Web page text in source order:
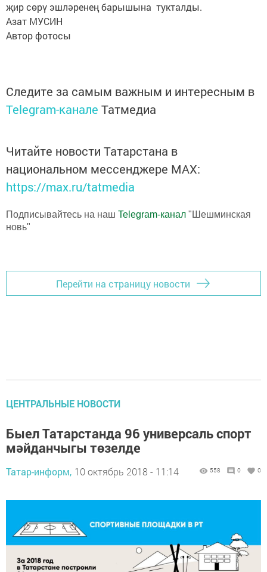
җир сөрү эшләренең барышына тукталды.
Азат МУСИН
Автор фотосы
Следите за самым важным и интересным в
Telegram-канале Татмедиа
Читайте новости Татарстана в
национальном мессенджере MАХ:
https://max.ru/tatmedia
Подписывайтесь на наш Telegram-канал "Шешминская
новь"
Перейти на страницу новости
ЦЕНТРАЛЬНЫЕ НОВОСТИ
Быел Татарстанда 96 универсаль спорт
мәйданчыгы төзелде
Татар-информ, 10 октябрь 2018 - 11:14 558 0 0